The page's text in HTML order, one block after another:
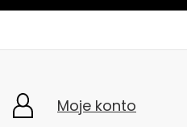
Moje konto